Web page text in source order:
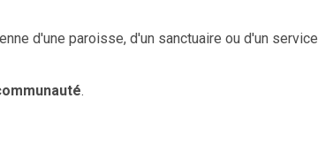
d'une paroisse, d'un sanctuaire ou d'un service
.